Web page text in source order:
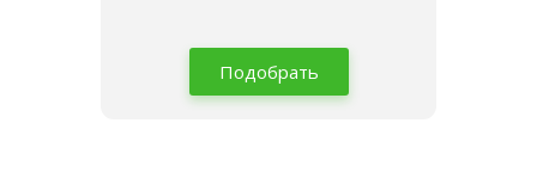
Подобрать